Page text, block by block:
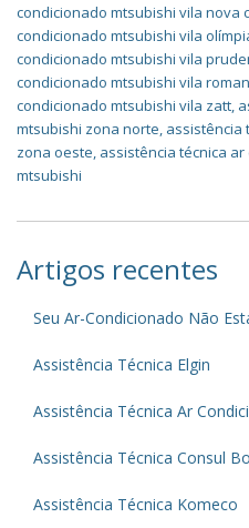
condicionado mtsubishi vila nova
condicionado mtsubishi vila
condicionado mtsubishi vila
condicionado mtsubishi vila
condicionado mtsubishi vila zatt,
mtsubishi zona norte, assistência
zona oeste, assistência técnica
mtsubishi
Artigos recentes
Seu Ar-Condicionado Não
Assistência Técnica Elgin
Assistência Técnica Ar
Assistência Técnica Consul
Assistência Técnica Komeco